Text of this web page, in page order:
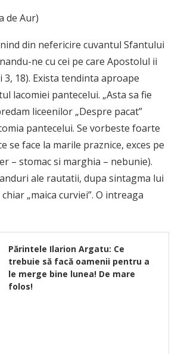
de Aur)
din nefericire cuvantul Sfantului
ne cu cei pe care Apostolul ii
18). Exista tendinta aproape
lacomiei pantecelui. „Asta sa fie
liceenilor „Despre pacat”
pantecelui. Se vorbeste foarte
se face la marile praznice, exces pe
– stomac si marghia – nebunie).
ale rautatii, dupa sintagma lui
„maica curviei”. O intreaga
Părintele Ilarion Argatu: Ce
trebuie să facă oamenii pentru a
le merge bine lunea! De mare
folos!